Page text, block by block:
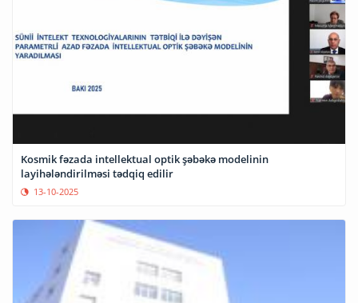
Kosmik fəzada intellektual optik şəbəkə modelinin
layihələndirilməsi tədqiq edilir
13-10-2025